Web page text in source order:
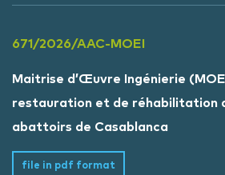
671/2026/AAC-MOEI
Maitrise d’Œuvre Ingénierie
restauration et de réhabilitation
abattoirs de Casablanca
file in pdf format